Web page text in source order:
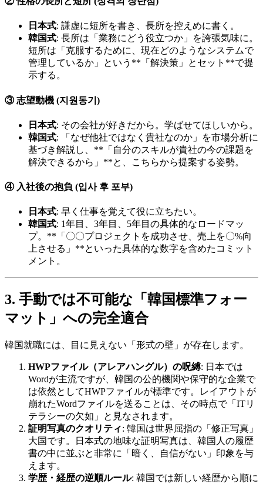
日本式: 謙虚に短所を書き、長所を控えめに書く。
韓国式: 長所は「業務にどう役立つか」を誇張気味に。
短所は「克服するために、現在どのようなシステムで
管理しているか」という**「解決策」とセット**で提
示する。
③ 志望動機 (지원동기)
日本式: その会社が好きだから。学ばせてほしいから。
韓国式: 「なぜ他社ではなく貴社なのか」を市場分析に
基づき解説し、**「自分のスキルが貴社の今の課題を
解決できるから」**と、こちらから提案する姿勢。
④ 入社後の抱負 (입사 후 포부)
日本式: 早く仕事を覚えて役に立ちたい。
韓国式: 1年目、3年目、5年目の具体的なロードマッ
プ。**「〇〇プロジェクトを成功させ、売上を〇%向
上させる」**といった具体的な数字を含めたコミット
メント。
3. 手動では不可能な「韓国標準フォー
マット」への完全適合
韓国就職には、目に見えない「形式の壁」が存在します。
HWPファイル（アレアハングル）の呪縛: 日本では
Wordが主流ですが、韓国の公的機関や保守的な企業で
は依然としてHWPファイルが標準です。レイアウトが
崩れたWordファイルを送ることは、その時点で「ITリ
テラシーの欠如」と見なされます。
証明写真のクオリティ: 韓国は世界屈指の「修正写真」
大国です。日本式の地味な証明写真は、韓国人の履歴
書の中に並ぶと非常に「暗く、自信がない」印象を与
えます。
学歴・経歴の逆順ルール: 韓国では新しい経歴から順に